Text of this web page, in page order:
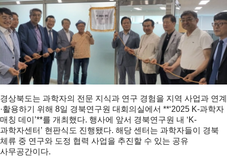
경상북도는 과학자의 전문 지식과 연구 경험을 지역 사업과 연계
·활용하기 위해 8일 경북연구원 대회의실에서 **‘2025 K-과학자
매칭 데이’**를 개최했다. 행사에 앞서 경북연구원 내 ‘K-
과학자센터’ 현판식도 진행됐다. 해당 센터는 과학자들이 경북
체류 중 연구와 도정 협력 사업을 추진할 수 있는 공유
사무공간이다.